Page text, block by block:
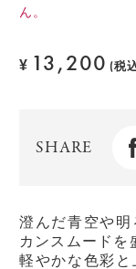
ん。
¥ 13,200 (税
SHARE
澄んだ青空や
カンスムードを
軽やかな色彩